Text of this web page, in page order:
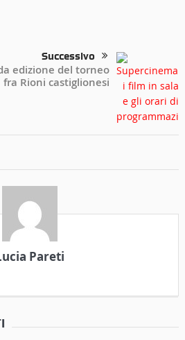
Successivo
edizione del torneo
fra Rioni castiglionesi
Pareti